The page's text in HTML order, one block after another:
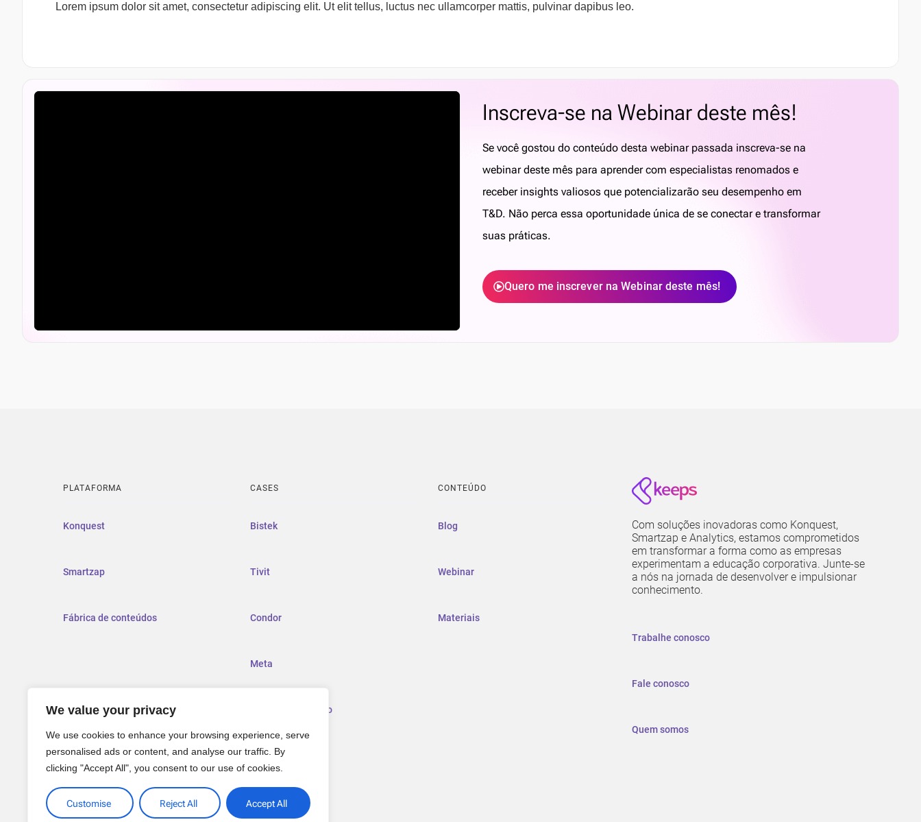
We value your privacy
We use cookies to enhance your browsing experience, serve
personalised ads or content, and analyse our traffic. By
clicking "Accept All", you consent to our use of cookies.
Customise Reject All Accept All
Lorem ipsum dolor sit amet, consectetur adipiscing elit. Ut elit tellus, luctus nec ullamcorper mattis, pulvinar dapibus leo.
Inscreva-se na Webinar deste mês!
Se você gostou do conteúdo desta webinar passada inscreva-se na
webinar deste mês para aprender com especialistas renomados e
receber insights valiosos que potencializarão seu desempenho em
T&D. Não perca essa oportunidade única de se conectar e transformar
suas práticas.
Quero me inscrever na Webinar deste mês!
PLATAFORMA
Konquest
Smartzap
Fábrica de conteúdos
CASES
Bistek
Tivit
Condor
Meta
Grupo Rendimento
CONTEÚDO
Blog
Webinar
Materiais
Com soluções inovadoras como Konquest,
Smartzap e Analytics, estamos comprometidos
em transformar a forma como as empresas
experimentam a educação corporativa. Junte-se
a nós na jornada de desenvolver e impulsionar
conhecimento.
Trabalhe conosco
Fale conosco
Quem somos